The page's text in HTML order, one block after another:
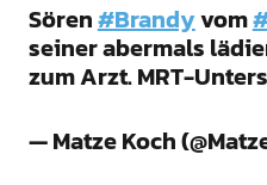
Sören#Brandyvom
seiner abermals
zum Arzt. MRT-
— Matze Koch